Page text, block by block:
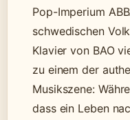
Pop-Imperium
schwedischen
Klavier von BAO
zu einem der
Musikszene:
dass ein Leben